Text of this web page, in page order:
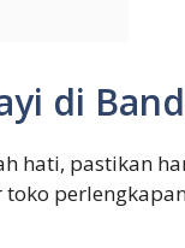
di
hati, pastikan